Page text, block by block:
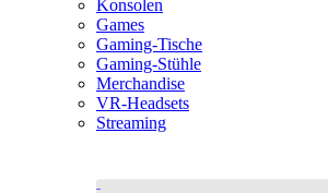
Konsolen
Games
Gaming-Tische
Gaming-Stühle
Merchandise
VR-Headsets
Streaming